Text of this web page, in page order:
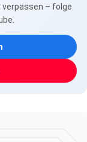
verpassen – folge